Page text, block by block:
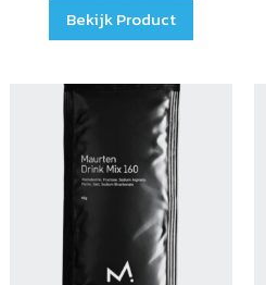
Bekijk Product